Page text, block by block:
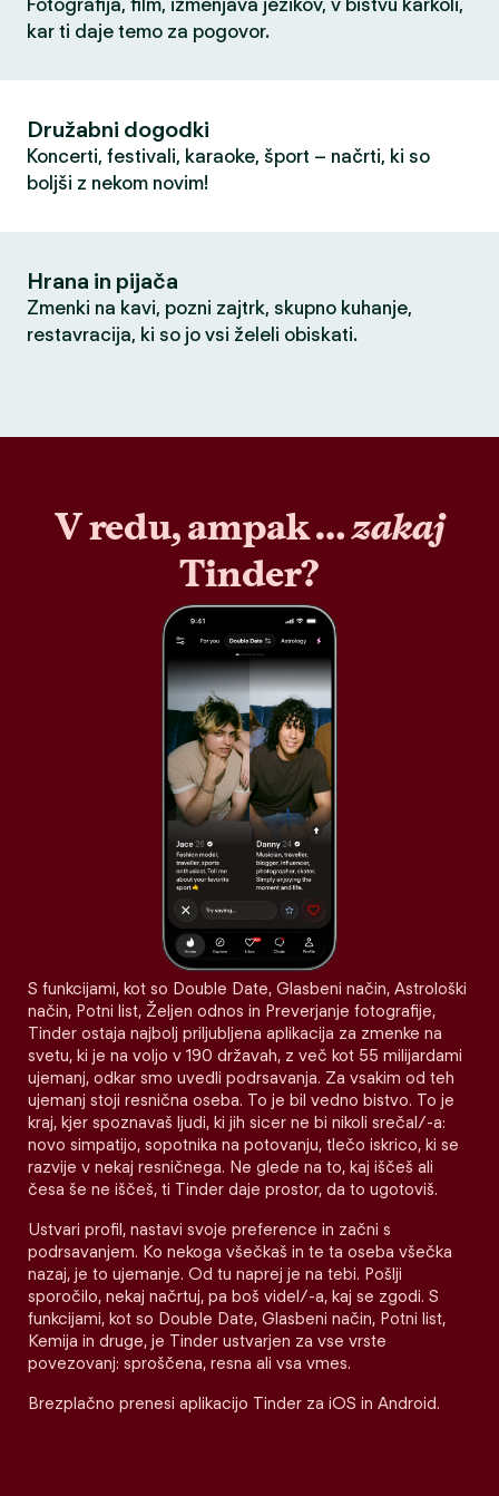
Fotografija, film, izmenjava jezikov, v bistvu karkoli,
kar ti daje temo za pogovor.
Družabni dogodki
Koncerti, festivali, karaoke, šport – načrti, ki so
boljši z nekom novim!
Hrana in pijača
Zmenki na kavi, pozni zajtrk, skupno kuhanje,
restavracija, ki so jo vsi želeli obiskati.
V redu, ampak …zakaj
Tinder?
S funkcijami, kot so Double Date, Glasbeni način, Astrološki
način, Potni list, Željen odnos in Preverjanje fotografije,
Tinder ostaja najbolj priljubljena aplikacija za zmenke na
svetu, ki je na voljo v 190 državah, z več kot 55 milijardami
ujemanj, odkar smo uvedli podrsavanja. Za vsakim od teh
ujemanj stoji resnična oseba. To je bil vedno bistvo. To je
kraj, kjer spoznavaš ljudi, ki jih sicer ne bi nikoli srečal/-a:
novo simpatijo, sopotnika na potovanju, tlečo iskrico, ki se
razvije v nekaj resničnega. Ne glede na to, kaj iščeš ali
česa še ne iščeš, ti Tinder daje prostor, da to ugotoviš.
Ustvari profil, nastavi svoje preference in začni s
podrsavanjem. Ko nekoga všečkaš in te ta oseba všečka
nazaj, je to ujemanje. Od tu naprej je na tebi. Pošlji
sporočilo, nekaj načrtuj, pa boš videl/-a, kaj se zgodi. S
funkcijami, kot so Double Date, Glasbeni način, Potni list,
Kemija in druge, je Tinder ustvarjen za vse vrste
povezovanj: sproščena, resna ali vsa vmes.
Brezplačno prenesi aplikacijo Tinder za iOS in Android.